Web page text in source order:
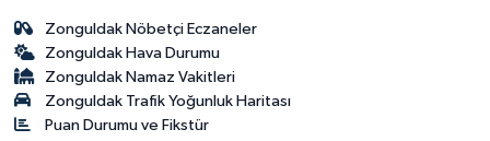
Zonguldak Nöbetçi Eczaneler
Zonguldak Hava Durumu
Zonguldak Namaz Vakitleri
Zonguldak Trafik Yoğunluk Haritası
Puan Durumu ve Fikstür